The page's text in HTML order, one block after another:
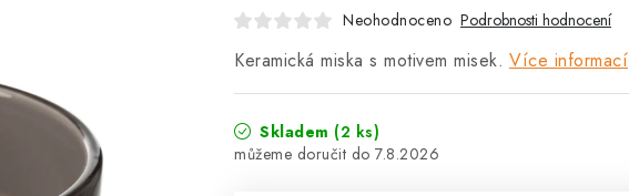
Neohodnoceno Podrobnosti hodnocení
Keramická miska s motivem misek. Více informací
Skladem (2 ks)
7.8.2026